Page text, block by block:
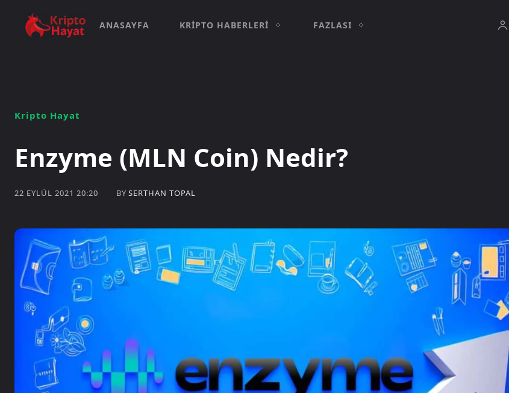
ANASAYFA KRIPTO HABERLERI FAZLASI
Kripto Hayat
Enzyme (MLN Coin) Nedir?
22 EYLÜL 2021 20:20 BY SERTHAN TOPAL